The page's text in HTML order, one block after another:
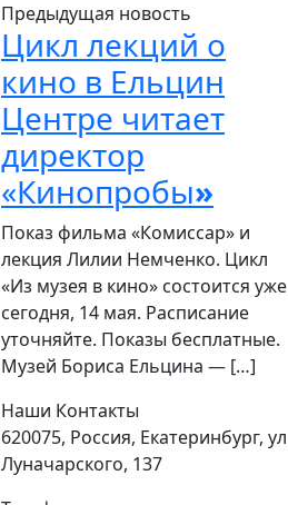
Предыдущая новость
Цикл лекций о
кино в Ельцин
Центре читает
директор
«Кинопробы»
Показ фильма «Комиссар» и
лекция Лилии Немченко. Цикл
«Из музея в кино» состоится уже
сегодня, 14 мая. Расписание
уточняйте. Показы бесплатные.
Музей Бориса Ельцина — […]
Наши Контакты
620075, Россия, Екатеринбург, ул
Луначарского, 137